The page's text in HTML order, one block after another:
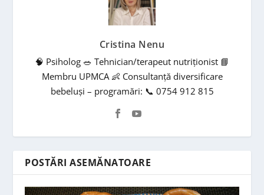
Cristina Nenu
🧠 Psiholog 🥗 Tehnician/terapeut nutriționist 📘
Membru UPMCA 👶 Consultanță diversificare
bebeluși – programări: 📞 0754 912 815
POSTĂRI ASEMĂNATOARE